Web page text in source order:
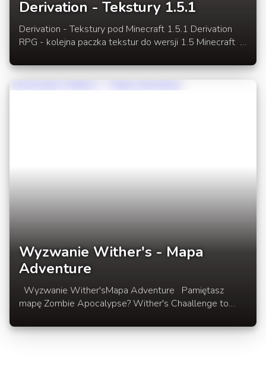
Derivation - Tekstury 1.5.1
Derivation - Tekstury pod Minecraft 1.5.1 Derivation
RPG - kolejna paczka tekstur do wersji 1.5 Minecraft
serwerach RPG oraz singleplayer z modami. W
rozwinięciu link do paczki tekstur pod Minecraft 1.5
Wyzwanie Wither's - Mapa
Adventure
Wyzwanie Wither'sMapa Adventure Pamiętasz
mapę Zombie Apocalypse? Wither's Chaallenge to
rozwinięciu newsa mapa, tekstur pack, opis mapy oraz